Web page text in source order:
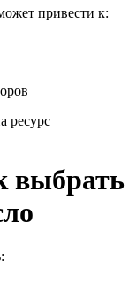
привести к:
ресурс
выбрать